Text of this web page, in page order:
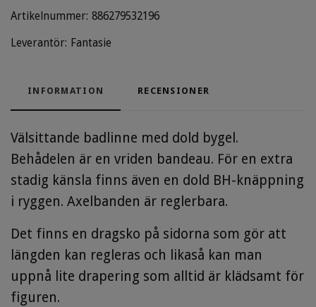
Artikelnummer: 886279532196
Leverantör: Fantasie
INFORMATION RECENSIONER
Välsittande badlinne med dold bygel.
Behådelen är en vriden bandeau. För en extra
stadig känsla finns även en dold BH-knäppning
i ryggen. Axelbanden är reglerbara.
Det finns en dragsko på sidorna som gör att
längden kan regleras och likaså kan man
uppnå lite drapering som alltid är klädsamt för
figuren.